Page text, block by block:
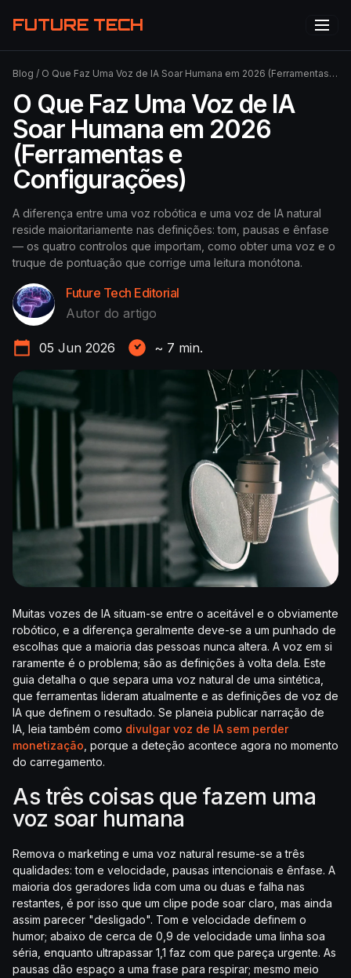
FUTURE TECH
Blog / O Que Faz Uma Voz de IA Soar Humana em 2026 (Ferramentas e Configurações)
O Que Faz Uma Voz de IA
Soar Humana em 2026
(Ferramentas e
Configurações)
A diferença entre uma voz robótica e uma voz de IA natural
reside maioritariamente nas definições: tom, pausas e ênfase
— os quatro controlos que importam, como obter uma voz e o
truque de pontuação que corrige uma leitura monótona.
Future Tech Editorial
Autor do artigo
05 Jun 2026 ~ 7 min.
Muitas vozes de IA situam-se entre o aceitável e o obviamente
robótico, e a diferença geralmente deve-se a um punhado de
escolhas que a maioria das pessoas nunca altera. A voz em si
raramente é o problema; são as definições à volta dela. Este
guia detalha o que separa uma voz natural de uma sintética,
que ferramentas lideram atualmente e as definições de voz de
IA que definem o resultado. Se planeia publicar narração de
IA, leia também como divulgar voz de IA sem perder
monetização , porque a deteção acontece agora no momento
do carregamento.
As três coisas que fazem uma
voz soar humana
Remova o marketing e uma voz natural resume-se a três
qualidades: tom e velocidade, pausas intencionais e ênfase. A
maioria dos geradores lida com uma ou duas e falha nas
restantes, é por isso que um clipe pode soar claro, mas ainda
assim parecer "desligado". Tom e velocidade definem o
humor; abaixo de cerca de 0,9 de velocidade uma linha soa
séria, enquanto ultrapassar 1,1 faz com que pareça urgente. As
pausas dão espaço a uma frase para respirar; mesmo meio